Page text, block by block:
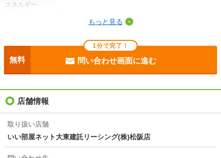
エネルギー
目安光熱費
入居
損保 要
もっと見る
1分で完了！
無料 問い合わせ画面に進む
店舗情報
取り扱い店舗
いい部屋ネット大東建託リーシング(株)松阪店